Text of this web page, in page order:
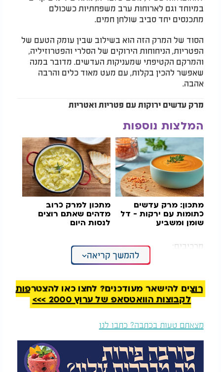
במיוחד וגם לארוחות ערב משפחתיות כשכולם
מתכנסים יחד סביב שולחן חמים.
הסוד של המרק הזה הוא בשילוב שבין עומק הטעם של
הפטריות, הניחוחות הירוקים של הסלרי והפטרוזיליה,
והמרקם הקטיפתי שמעניקות העדשים. מדובר במנה
שאפשר להכין בקלות, עם מעט מאוד כלים והרבה
אהבה.
מרק עדשים ירוקות עם פטריות ואטריות
המלצות נוספות
מתכון: מרק עדשים
כתומות עם ירקות - דל
שומן ומשביע
מתכון למרק כרוב
מדהים שאתם רוצים
לנסות היום
מרכיבים:
2 שיני שום
2 כפות שמן זית
כף גדושה קמח
1/3 כוס עדשים ירוקות, שטופות
2 ליטר מים רותחים
עלה סלרי קצוץ
צרור פטרוזיליה קצוצה
להמשך קריאה
רוצים להישאר מעודכנים? לחצו כאן להצטרפות
לקבוצות הוואטסאפ של ערוץ 2000 >>>
מצאתם טעות בכתבה? כתבו לנו